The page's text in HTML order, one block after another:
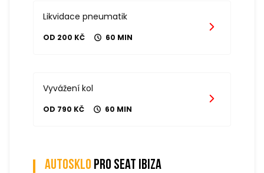
Likvidace pneumatik
OD 200 KČ 60 MIN
Vyvážení kol
OD 790 KČ 60 MIN
Autosklo pro seat ibiza